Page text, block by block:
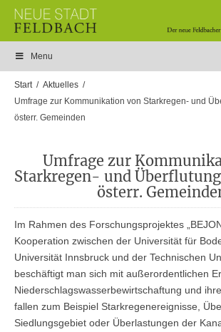
Menu
Start
Aktuelles
Umfrage zur Kommunikation von Starkregen- und
österr. Gemeinden
Umfrage zur
Starkregen- und
österr.
Im Rahmen des Forschungsprojektes
Kooperation zwischen der Universität für
Universität Innsbruck und der Technischen
beschäftigt man sich mit außerordentlichen
Niederschlagswasserbewirtschaftung und
fallen zum Beispiel Starkregenereignisse,
Siedlungsgebiet oder Überlastungen der